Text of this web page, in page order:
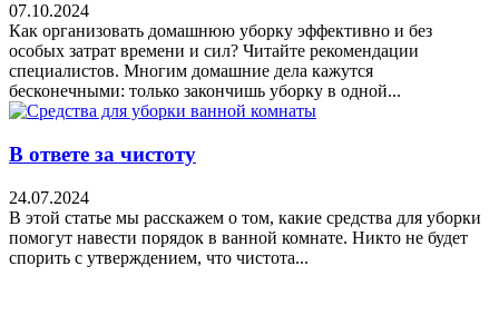
07.10.2024
Как организовать домашнюю уборку эффективно и без
особых затрат времени и сил? Читайте рекомендации
специалистов. Многим домашние дела кажутся
бесконечными: только закончишь уборку в одной...
В ответе за чистоту
24.07.2024
В этой статье мы расскажем о том, какие средства для уборки
помогут навести порядок в ванной комнате. Никто не будет
спорить с утверждением, что чистота...